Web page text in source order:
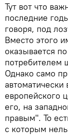
Тут вот что
последние
говоря, под
Вместо этого
оказывается
потребителем
Однако само
европейского
его, на
правым". То
с которым